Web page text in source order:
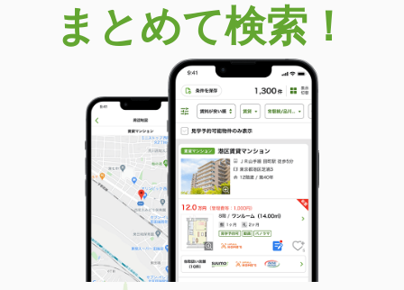
まとめて検索！